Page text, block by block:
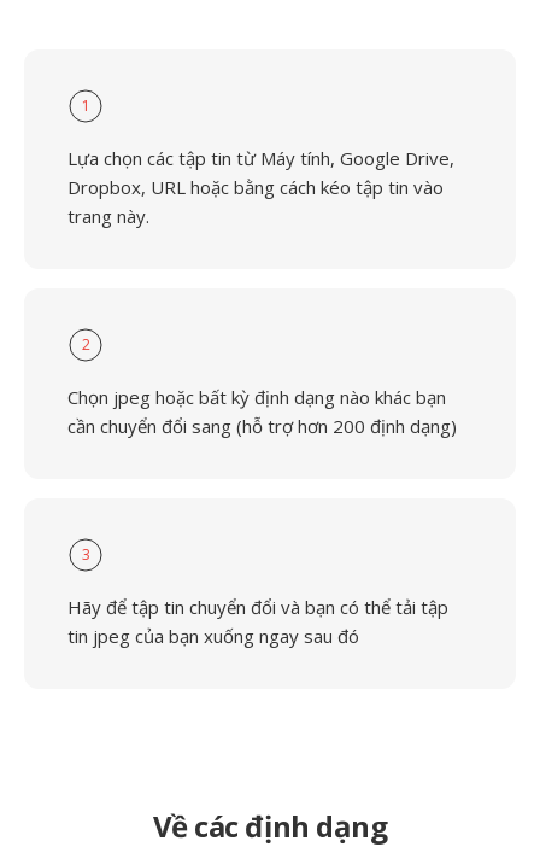
1
Lựa chọn các tập tin từ Máy tính, Google Drive,
Dropbox, URL hoặc bằng cách kéo tập tin vào
trang này.
2
Chọn jpeg hoặc bất kỳ định dạng nào khác bạn
cần chuyển đổi sang (hỗ trợ hơn 200 định dạng)
3
Hãy để tập tin chuyển đổi và bạn có thể tải tập
tin jpeg của bạn xuống ngay sau đó
Về các định dạng